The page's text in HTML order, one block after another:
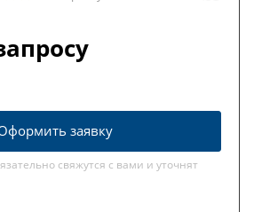
заявку
свяжутся с вами и уточнят